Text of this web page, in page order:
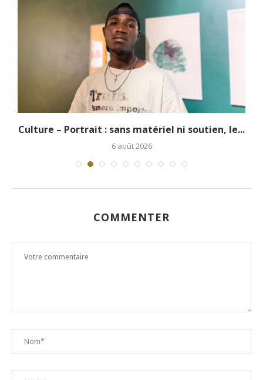
Culture – Portrait : sans matériel ni soutien, le...
6 août 2026
COMMENTER